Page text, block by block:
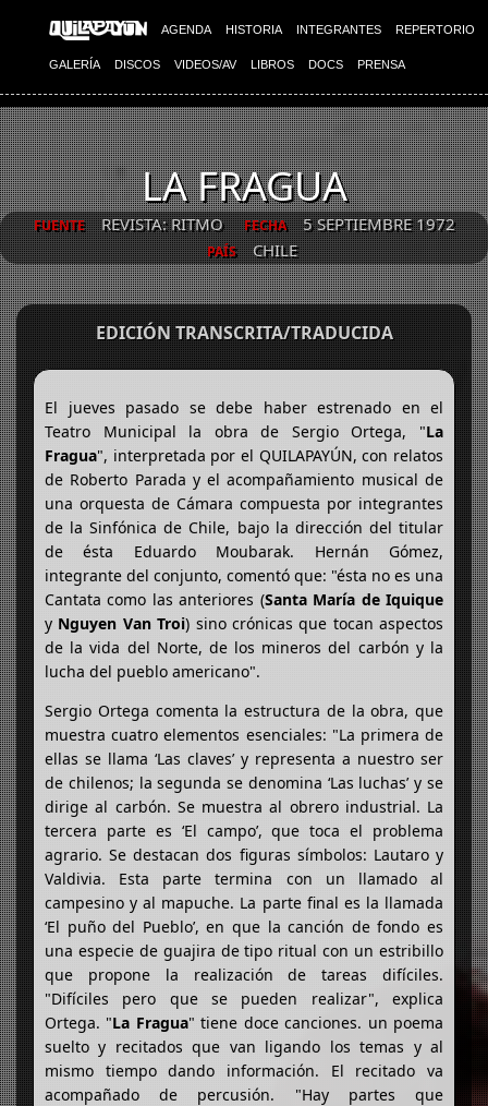
AGENDA HISTORIA INTEGRANTES REPERTORIO
GALERÍA DISCOS VIDEOS/AV LIBROS DOCS PRENSA
LA FRAGUA
FUENTE REVISTA: RITMO FECHA 5 SEPTIEMBRE 1972
PAÍS CHILE
EDICIÓN TRANSCRITA/TRADUCIDA
El jueves pasado se debe haber estrenado en el
Teatro Municipal la obra de Sergio Ortega, "La
Fragua", interpretada por el QUILAPAYÚN, con relatos
de Roberto Parada y el acompañamiento musical de
una orquesta de Cámara compuesta por integrantes
de la Sinfónica de Chile, bajo la dirección del titular
de ésta Eduardo Moubarak. Hernán Gómez,
integrante del conjunto, comentó que: "ésta no es una
Cantata como las anteriores (Santa María de Iquique
y Nguyen Van Troi) sino crónicas que tocan aspectos
de la vida del Norte, de los mineros del carbón y la
lucha del pueblo americano".
Sergio Ortega comenta la estructura de la obra, que
muestra cuatro elementos esenciales: "La primera de
ellas se llama ‘Las claves’ y representa a nuestro ser
de chilenos; la segunda se denomina ‘Las luchas’ y se
dirige al carbón. Se muestra al obrero industrial. La
tercera parte es ‘El campo’, que toca el problema
agrario. Se destacan dos figuras símbolos: Lautaro y
Valdivia. Esta parte termina con un llamado al
campesino y al mapuche. La parte final es la llamada
‘El puño del Pueblo’, en que la canción de fondo es
una especie de guajira de tipo ritual con un estribillo
que propone la realización de tareas difíciles.
"Difíciles pero que se pueden realizar", explica
Ortega. "La Fragua" tiene doce canciones. un poema
suelto y recitados que van ligando los temas y al
mismo tiempo dando información. El recitado va
acompañado de percusión. "Hay partes que